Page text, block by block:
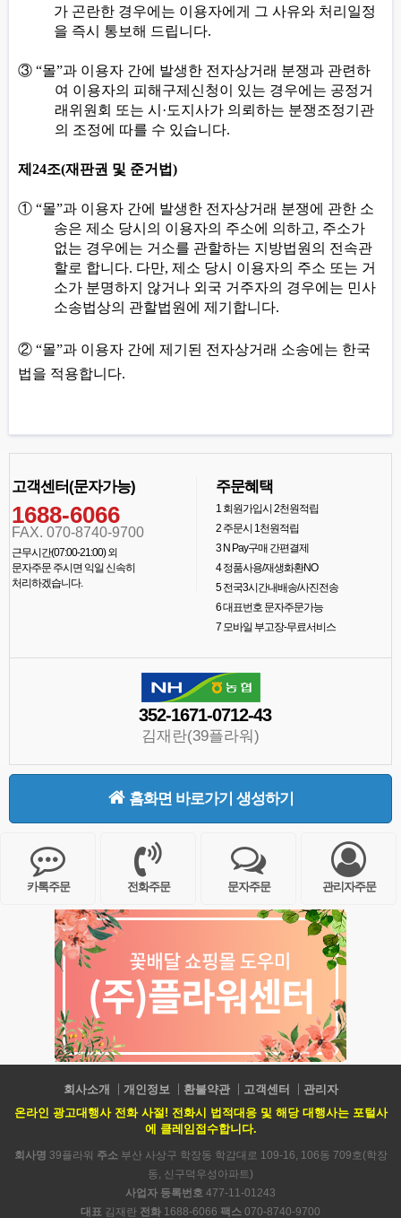
가 곤란한 경우에는 이용자에게 그 사유와 처리일정
을 즉시 통보해 드립니다.
③ “몰”과 이용자 간에 발생한 전자상거래 분쟁과 관련하
여 이용자의 피해구제신청이 있는 경우에는 공정거
래위원회 또는 시 ·도지사가 의뢰하는 분쟁조정기관
의 조정에 따를 수 있습니다.
제 24조(재판권 및 준거법)
① “몰”과 이용자 간에 발생한 전자상거래 분쟁에 관한 소
송은 제소 당시의 이용자의 주소에 의하고, 주소가
없는 경우에는 거소를 관할하는 지방법원의 전속관
할로 합니다. 다만,제소 당시 이용자의 주소 또는 거
소가 분명하지 않거나 외국 거주자의 경우에는 민사
소송법상의 관할법원에 제기합니다.
② “몰”과 이용자 간에 제기된 전자상거래 소송에는 한국
법을 적용합니다.
고객센터(문자가능)
1688-6066
FAX. 070-8740-9700
근무시간(07:00-21:00) 외
문자주문 주시면 익일 신속히
처리하겠습니다.
주문혜택
1회원가입시 2천원적립
2주문시 1천원적립
3N Pay구매 간편결제
4정품사용/재생화환NO
5전국3시간내배송/사진전송
6대표번호 문자주문가능
7모바일 부고장-무료서비스
352-1671-0712-43
김재란(39플라워)
홈화면 바로가기 생성하기
카톡주문 전화주문 문자주문 관리자주문
회사소개 개인정보 환불약관 고객센터
관리자
온라인 광고대행사 전화 사절! 전화시 법적대응 및 해당 대행사는 포털사
에 클레임접수합니다.
회사명 39플라워 주소부산 사상구 학장동 학감대로 109-16, 106동 709호(학장
동, 신구덕우성아파트)
사업자 등록번호 477-11-01243
대표 김재란 전화 1688-6066 팩스 070-8740-9700